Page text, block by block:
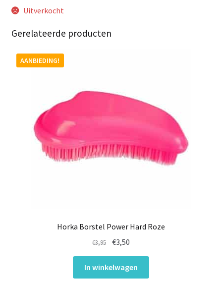
prijs
€12,95.
prijs
€6,95.
Uitverkocht
Gerelateerde producten
Horka Borstel Power Hard Roze
AANBIEDING!
€3,95
Oorspronkelijke
prijs
was:
€3,95.
€3,50
prijs
is:
€3,50.
In winkelwagen